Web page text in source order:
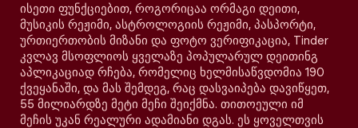
ისეთი ფუნქციებით, როგორიცაა ორმაგი დეითი,
მუსიკის რეჟიმი, ასტროლოგიის რეჟიმი, პასპორტი,
ურთიერთობის მიზანი და ფოტო ვერიფიკაცია, Tinder
კვლავ მსოფლიოს ყველაზე პოპულარულ დეითინგ
აპლიკაციად რჩება, რომელიც ხელმისაწვდომია 190
ქვეყანაში, და მას შემდეგ, რაც დასვაიპება დავიწყეთ,
55 მილიარდზე მეტი მეჩი შეიქმნა. თითოეული იმ
მეჩის უკან რეალური ადამიანი დგას. ეს ყოველთვის